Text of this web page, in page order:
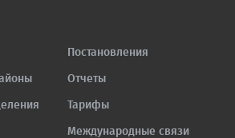
Постановления
Отчеты
Тарифы
Международные связи